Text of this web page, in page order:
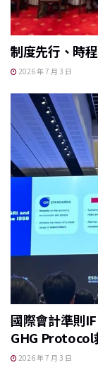
制度先行、時
2026 年 7 月 3 日
國際會計準則
GHG Protocol
2026 年 7 月 3 日